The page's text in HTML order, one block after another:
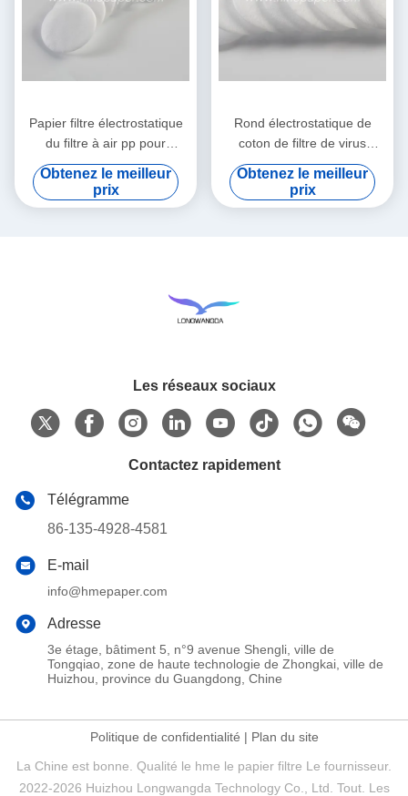
Papier filtre électrostatique
du filtre à air pp pour
HME/HMEF
Obtenez le meilleur
prix
Rond électrostatique de
coton de filtre de virus
bactérien de HME HMEF
Obtenez le meilleur
prix
Les réseaux sociaux
Contactez rapidement
Télégramme
86-135-4928-4581
E-mail
info@hmepaper.com
Adresse
3e étage, bâtiment 5, n°9 avenue Shengli, ville de
Tongqiao, zone de haute technologie de Zhongkai, ville de
Huizhou, province du Guangdong, Chine
Politique de confidentialité | Plan du site
La Chine est bonne. Qualité le hme le papier filtre Le fournisseur.
2022-2026 Huizhou Longwangda Technology Co., Ltd. Tout. Les